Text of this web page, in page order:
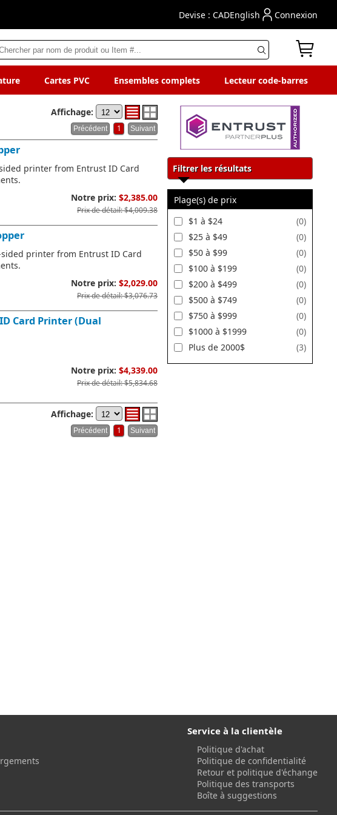
Devise : CADEnglish Connexion
Cartes PVC Ensembles complets Lecteur code-barres
Affichage:
1
printer from Entrust ID Card
Notre prix: $2,385.00
Prix de détail: $4,009.38
printer from Entrust ID Card
Notre prix: $2,029.00
Prix de détail: $3,076.73
Card Printer (Dual
Notre prix: $4,339.00
Prix de détail: $5,834.68
Affichage:
1
Filtrer les résultats
Plage(s) de prix
$1 à $24
(0)
$25 à $49
(0)
$50 à $99
(0)
$100 à $199
(0)
$200 à $499
(0)
$500 à $749
(0)
$750 à $999
(0)
$1000 à $1999
(0)
Plus de 2000$
(3)
Service à la clientèle
Politique d'achat
Politique de confidentialité
Retour et politique d'échange
Politique des transports
Boîte à suggestions